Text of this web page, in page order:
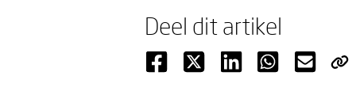
Deel dit artikel